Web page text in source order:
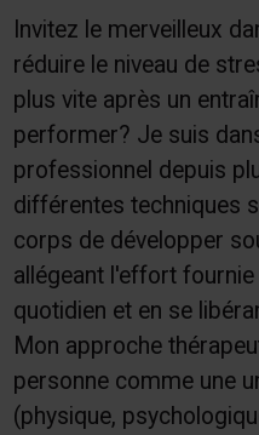
Invitez le merveilleux
réduire le niveau de
plus vite après un
performer? Je suis
professionnel depuis
différentes techniques
corps de développer
allégeant l'effort
quotidien et en se
Mon approche
personne comme une
(physique,